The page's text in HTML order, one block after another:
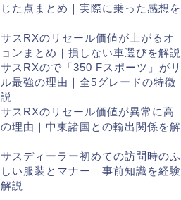
た点まとめ｜実際に乗った感想を
スRXのリセール価値が上がるオ
ンまとめ｜損しない車選びを解説
スRXので「350 Fスポーツ」がリ
最強の理由｜全5グレードの特徴
スRXのリセール価値が異常に高
理由｜中東諸国との輸出関係を解
スディーラー初めての訪問時のふ
い服装とマナー｜事前知識を経験
説